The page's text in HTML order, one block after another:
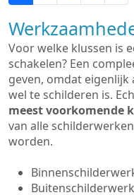
Voor welke klussen is
schakelen? Een
geven, omdat eigenlijk
wel te schilderen is.
meest voorkomende
van alle
worden.
Buitenschilderwerk